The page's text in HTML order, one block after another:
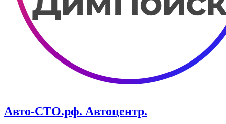
Авто-СТО.рф. Автоцентр.